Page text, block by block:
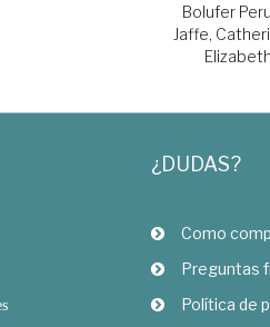
Bolufer
Jaffe,
¿DUDAS?
Como
Preguntas
Política de